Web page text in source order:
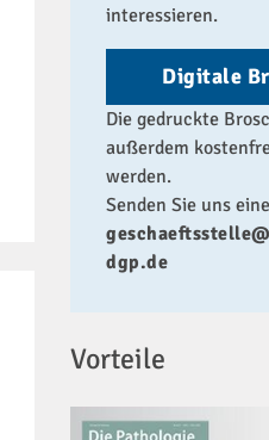
interessieren.
Digitale
Die gedruckte
außerdem
werden.
Senden Sie uns
dgp.de
Vorteile